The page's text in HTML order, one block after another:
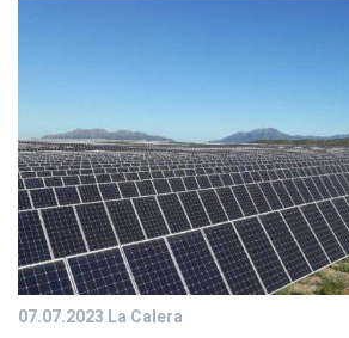
07.07.2023 La Calera